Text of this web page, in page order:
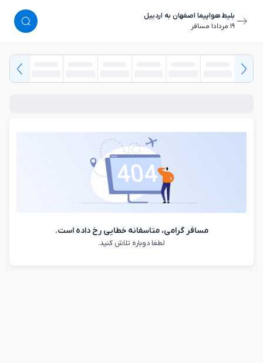
بلیط هواپیما اصفهان به اردبیل
١٩ مرداد
١ مسافر
مسافر گرامی، متاسفانه خطایی رخ داده است.
لطفا دوباره تلاش کنید.